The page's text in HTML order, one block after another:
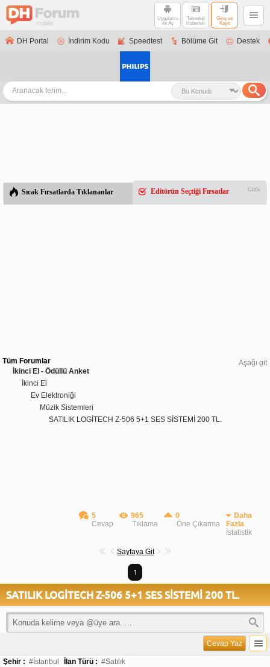
Uygulama
ile Aç
Teknoloji
Haberleri
Giriş ve
Kayıt
DH Portal İndirim Kodu Speedtest Bölüme Git Destek
Sıcak Fırsatlarda Tıklananlar Editörün Seçtiği Fırsatlar Gizle
Aşağı git
Tüm Forumlar
İkinci El - Ödüllü Anket
İkinci El
Ev Elektroniği
Müzik Sistemleri
SATILIK LOGİTECH Z-506 5+1 SES SİSTEMİ 200 TL.
5
Cevap
965
Tıklama
0
Öne Çıkarma
Daha
Fazla
İstatistik
Sayfaya Git
1
SATILIK LOGİTECH Z-506 5+1 SES SİSTEMİ 200 TL.
Cevap Yaz
Şehir : #İstanbul İlan Türü : #Satılık